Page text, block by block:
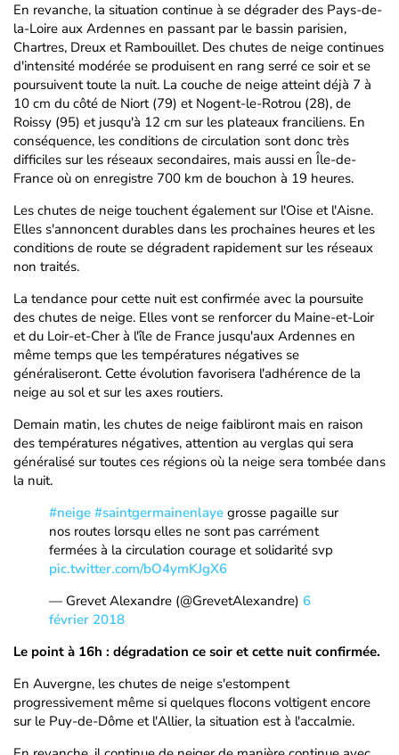
En revanche, la situation continue à se dégrader des Pays-de-
la-Loire aux Ardennes en passant par le bassin parisien,
Chartres, Dreux et Rambouillet. Des chutes de neige continues
d'intensité modérée se produisent en rang serré ce soir et se
poursuivent toute la nuit. La couche de neige atteint déjà 7 à
10 cm du côté de Niort (79) et Nogent-le-Rotrou (28), de
Roissy (95) et jusqu'à 12 cm sur les plateaux franciliens. En
conséquence, les conditions de circulation sont donc très
difficiles sur les réseaux secondaires, mais aussi en Île-de-
France où on enregistre 700 km de bouchon à 19 heures.
Les chutes de neige touchent également sur l'Oise et l'Aisne.
Elles s'annoncent durables dans les prochaines heures et les
conditions de route se dégradent rapidement sur les réseaux
non traités.
La tendance pour cette nuit est confirmée avec la poursuite
des chutes de neige. Elles vont se renforcer du Maine-et-Loir
et du Loir-et-Cher à l'île de France jusqu'aux Ardennes en
même temps que les températures négatives se
généraliseront. Cette évolution favorisera l'adhérence de la
neige au sol et sur les axes routiers.
Demain matin, les chutes de neige faibliront mais en raison
des températures négatives, attention au verglas qui sera
généralisé sur toutes ces régions où la neige sera tombée dans
la nuit.
#neige #saintgermainenlaye grosse pagaille sur
nos routes lorsqu elles ne sont pas carrément
fermées à la circulation courage et solidarité svp
pic.twitter.com/bO4ymKJgX6
— Grevet Alexandre (@GrevetAlexandre) 6
février 2018
Le point à 16h : dégradation ce soir et cette nuit confirmée.
En Auvergne, les chutes de neige s'estompent
progressivement même si quelques flocons voltigent encore
sur le Puy-de-Dôme et l'Allier, la situation est à l'accalmie.